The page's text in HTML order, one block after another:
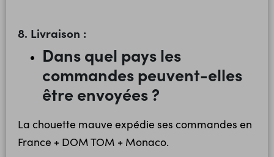
8. Livraison :
Dans quel pays les
commandes peuvent-elles
être envoyées ?
La chouette mauve expédie ses commandes en
France + DOM TOM + Monaco.